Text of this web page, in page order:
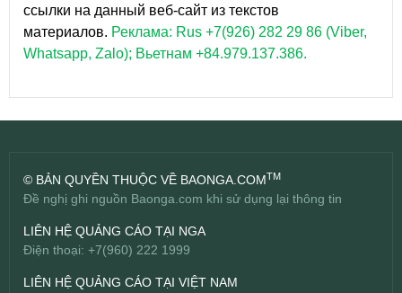
ссылки на данный веб-сайт из текстов
материалов. Реклама: Rus +7(926) 282 29 86 (Viber,
Whatsapp, Zalo); Вьетнам +84.979.137.386.
© BẢN QUYỀN THUỘC VỀ BAONGA.COMTM
Đề nghị ghi nguồn Baonga.com khi sử dụng lại thông tin
LIÊN HỆ QUẢNG CÁO TẠI NGA
Điện thoại: +7(960) 222 1999
LIÊN HỆ QUẢNG CÁO TẠI VIỆT NAM